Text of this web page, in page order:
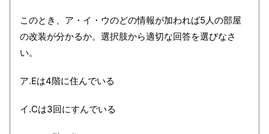
このとき、ア・イ・ウのどの情報が加われば5人の部屋
の改装が分かるか。選択肢から適切な回答を選びなさ
い。
ア.Eは4階に住んでいる
イ.Cは3回にすんでいる